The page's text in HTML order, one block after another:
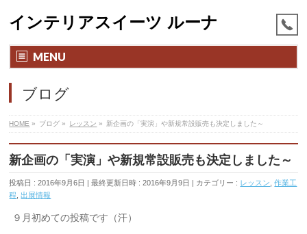
インテリアスイーツ ルーナ
MENU
ブログ
HOME » ブログ » レッスン » 新企画の「実演」や新規常設販売も決定しました～
新企画の「実演」や新規常設販売も決定しました～
投稿日 : 2016年9月6日 最終更新日時 : 2016年9月9日 カテゴリー : レッスン ,作業工
程 ,出展情報
９月初めての投稿です（汗）